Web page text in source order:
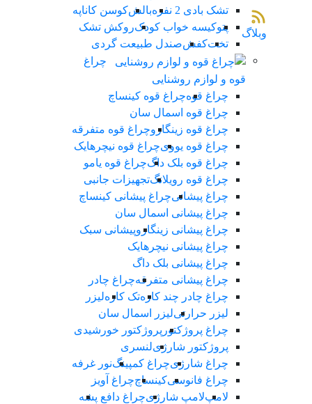
وبلاگ
تشک بادی 2 نفره
بالشکوسن کاناپه
پتوکیسه خواب کودکروکش تشک
تختکفشصندل طبیعت گردی
چراغ
قوه و لوازم روشنایی
چراغ قوهچراغ قوه کینساچ
چراغ قوه اسمال سان
چراغ قوه زینگاروچراغ قوه متفرقه
چراغ قوه یوویچراغ قوه نیچرهایک
چراغ قوه بلک‌ داگچراغ قوه یامو
چراغ قوه رویلانگتجهیزات جانبی
چراغ پیشانیچراغ پیشانی کینساچ
چراغ پیشانی اسمال سان
چراغ پیشانی زینگاروپیشانی سبک
چراغ پیشانی نیچرهایک
چراغ پیشانی بلک داگ
چراغ پیشانی متفرقهچراغ چادر
چراغ چادر چند کارهتک کارهلیزر
لیزر حرارتیلیزر اسمال سان
چراغ پروژکتور پروژکتور خورشیدی
پروژکتور شارژیلنسری
چراغ شارژیچراغ کمپینگنور غرفه
چراغ فانوسیکینساچچراغ آویز
لامپلامپ شارژیچراغ دافع پشه